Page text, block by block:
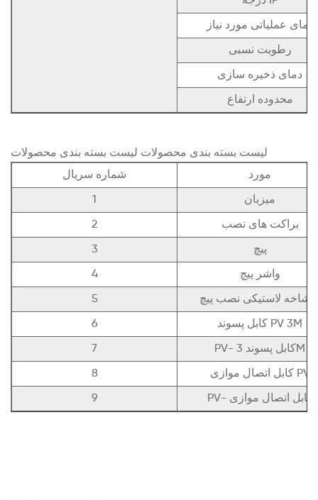
دمای عملیاتی مورد نیاز
رطوبت نسبی
دمای ذخیره سازی
محدوده ارتفاع
لیست بسته بندی محصولات لیست بسته بندی محصولات
شماره سریال
مورد
1 میزبان
2 براکت های نصب
3 پیچ
4 واشر پیچ
5 لاستیکی نصب پیچ
6 کابل پسوند PV 3M
7 PV- کابل پسوند 3M
8 کابل اتصال موازی PV
9 PV- کابل اتصال موازی